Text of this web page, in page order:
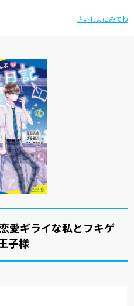
さいしょにみてね
愛ギライな私とフキゲ
子様